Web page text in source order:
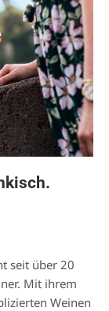
seit über 20
Mit ihrem
Weinen